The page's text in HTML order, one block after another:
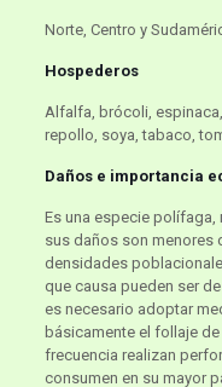
Norte, Centro y
Hospederos
Alfalfa, brócoli,
repollo, soya, tabaco,
Daños e importancia
Es una especie polífaga,
sus daños son menores
densidades
que causa pueden ser
es necesario adoptar
básicamente el follaje
frecuencia realizan
consumen en su mayor